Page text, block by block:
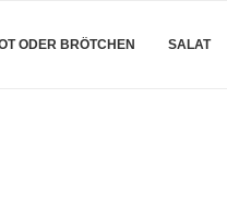
ODER BRÖTCHEN SALAT